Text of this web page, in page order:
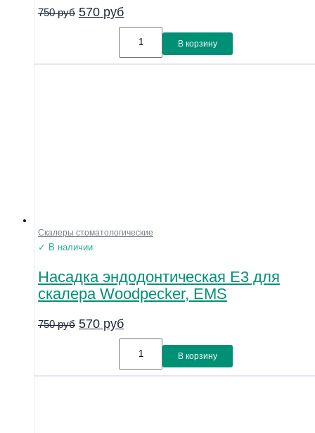
750руб 570 руб
В корзину
Скалеры стоматологические
✓ В наличии
Насадка эндодонтическая E3 для
скалера Woodpecker, EMS
750руб 570 руб
В корзину